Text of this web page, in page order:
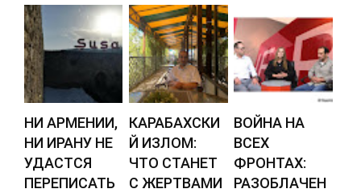
НИ АРМЕНИИ,
НИ ИРАНУ НЕ
УДАСТСЯ
ПЕРЕПИСАТЬ
КАРАБАХСКИ
Й ИЗЛОМ:
ЧТО СТАНЕТ
С ЖЕРТВАМИ
ВОЙНА НА
ВСЕХ
ФРОНТАХ:
РАЗОБЛАЧЕН